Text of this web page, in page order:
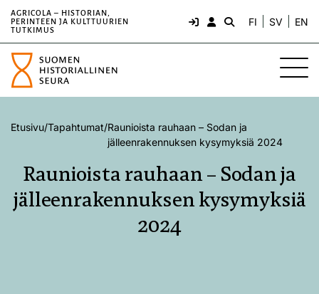
AGRICOLA – HISTORIAN,
PERINTEEN JA KULTTUURIEN
TUTKIMUS
FI SV EN
Etusivu/Tapahtumat/Raunioista rauhaan – Sodan ja
jälleenrakennuksen kysymyksiä 2024
Raunioista rauhaan – Sodan ja
jälleenrakennuksen kysymyksiä
2024